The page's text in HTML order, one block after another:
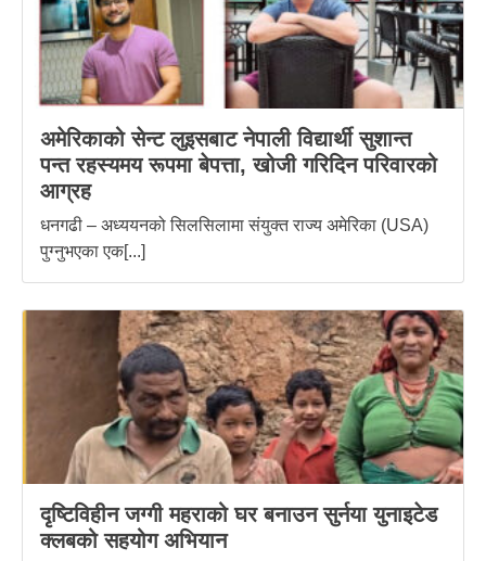
अमेरिकाको सेन्ट लुइसबाट नेपाली विद्यार्थी सुशान्त
पन्त रहस्यमय रूपमा बेपत्ता, खोजी गरिदिन परिवारको
आग्रह
धनगढी – अध्ययनको सिलसिलामा संयुक्त राज्य अमेरिका (USA)
पुग्नुभएका एक[...]
दृष्टिविहीन जग्गी महराको घर बनाउन सुर्नया युनाइटेड
क्लबको सहयोग अभियान